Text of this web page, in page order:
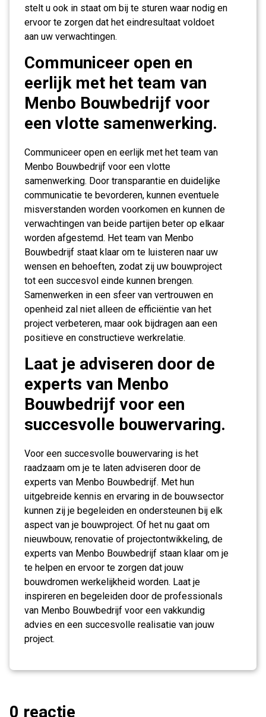
stelt u ook in staat om bij te sturen waar nodig en
ervoor te zorgen dat het eindresultaat voldoet
aan uw verwachtingen.
Communiceer open en
eerlijk met het team van
Menbo Bouwbedrijf voor
een vlotte samenwerking.
Communiceer open en eerlijk met het team van
Menbo Bouwbedrijf voor een vlotte
samenwerking. Door transparantie en duidelijke
communicatie te bevorderen, kunnen eventuele
misverstanden worden voorkomen en kunnen de
verwachtingen van beide partijen beter op elkaar
worden afgestemd. Het team van Menbo
Bouwbedrijf staat klaar om te luisteren naar uw
wensen en behoeften, zodat zij uw bouwproject
tot een succesvol einde kunnen brengen.
Samenwerken in een sfeer van vertrouwen en
openheid zal niet alleen de efficiëntie van het
project verbeteren, maar ook bijdragen aan een
positieve en constructieve werkrelatie.
Laat je adviseren door de
experts van Menbo
Bouwbedrijf voor een
succesvolle bouwervaring.
Voor een succesvolle bouwervaring is het
raadzaam om je te laten adviseren door de
experts van Menbo Bouwbedrijf. Met hun
uitgebreide kennis en ervaring in de bouwsector
kunnen zij je begeleiden en ondersteunen bij elk
aspect van je bouwproject. Of het nu gaat om
nieuwbouw, renovatie of projectontwikkeling, de
experts van Menbo Bouwbedrijf staan klaar om je
te helpen en ervoor te zorgen dat jouw
bouwdromen werkelijkheid worden. Laat je
inspireren en begeleiden door de professionals
van Menbo Bouwbedrijf voor een vakkundig
advies en een succesvolle realisatie van jouw
project.
0 reactie